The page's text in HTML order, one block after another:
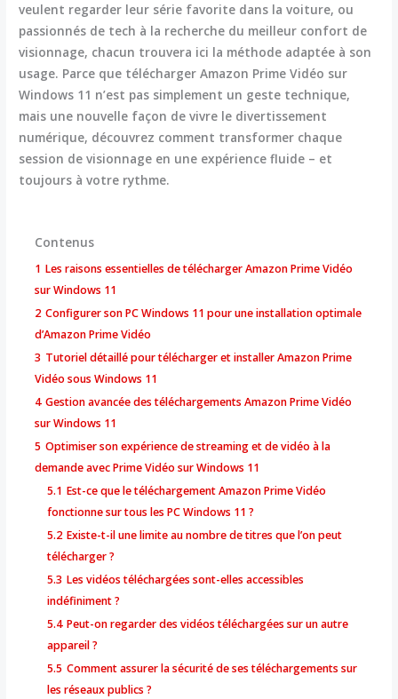
veulent regarder leur série favorite dans la voiture, ou
passionnés de tech à la recherche du meilleur confort de
visionnage, chacun trouvera ici la méthode adaptée à son
usage. Parce que télécharger Amazon Prime Vidéo sur
Windows 11 n’est pas simplement un geste technique,
mais une nouvelle façon de vivre le divertissement
numérique, découvrez comment transformer chaque
session de visionnage en une expérience fluide – et
toujours à votre rythme.
Contenus
1 Les raisons essentielles de télécharger Amazon Prime Vidéo
sur Windows 11
2 Configurer son PC Windows 11 pour une installation optimale
d’Amazon Prime Vidéo
3 Tutoriel détaillé pour télécharger et installer Amazon Prime
Vidéo sous Windows 11
4 Gestion avancée des téléchargements Amazon Prime Vidéo
sur Windows 11
5 Optimiser son expérience de streaming et de vidéo à la
demande avec Prime Vidéo sur Windows 11
5.1 Est-ce que le téléchargement Amazon Prime Vidéo
fonctionne sur tous les PC Windows 11 ?
5.2 Existe-t-il une limite au nombre de titres que l’on peut
télécharger ?
5.3 Les vidéos téléchargées sont-elles accessibles
indéfiniment ?
5.4 Peut-on regarder des vidéos téléchargées sur un autre
appareil ?
5.5 Comment assurer la sécurité de ses téléchargements sur
les réseaux publics ?